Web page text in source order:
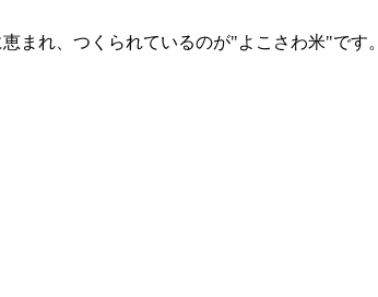
まれ、つくられているのが"よこさわ米"です。